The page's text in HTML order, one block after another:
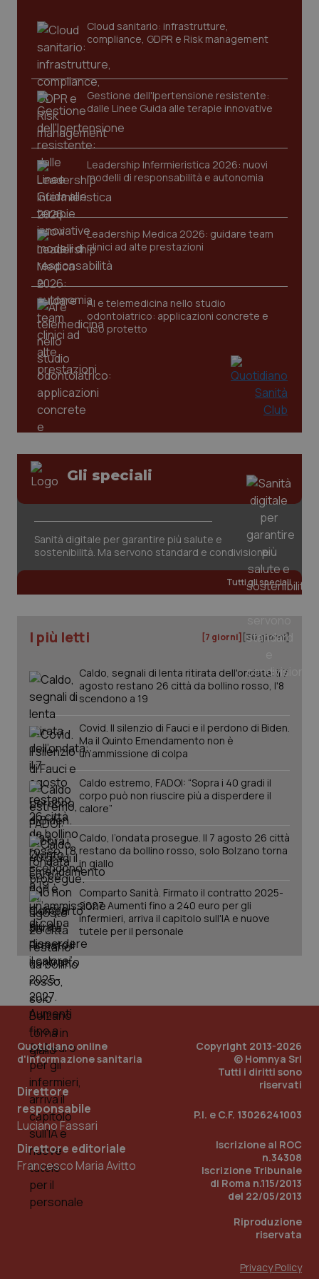
Cloud sanitario: infrastrutture,
compliance, GDPR e Risk management
Gestione dell'Ipertensione resistente:
dalle Linee Guida alle terapie innovative
Leadership Infermieristica 2026: nuovi
modelli di responsabilità e autonomia
Leadership Medica 2026: guidare team
clinici ad alte prestazioni
AI e telemedicina nello studio
odontoiatrico: applicazioni concrete e
uso protetto
Gli speciali
Sanità digitale per garantire più salute e
sostenibilità. Ma servono standard e condivisione
Tutti gli speciali
I più letti [7 giorni] [30 giorni]
Caldo, segnali di lenta ritirata dell'ondata: il 7
agosto restano 26 città da bollino rosso, l'8
scendono a 19
Covid. Il silenzio di Fauci e il perdono di Biden.
Ma il Quinto Emendamento non è
un’ammissione di colpa
Caldo estremo, FADOI: “Sopra i 40 gradi il
corpo può non riuscire più a disperdere il
calore”
Caldo, l’ondata prosegue. Il 7 agosto 26 città
restano da bollino rosso, solo Bolzano torna
in giallo
Comparto Sanità. Firmato il contratto 2025-
2027. Aumenti fino a 240 euro per gli
infermieri, arriva il capitolo sull'IA e nuove
tutele per il personale
Quotidiano online
d'informazione sanitaria
Direttore
responsabile
Luciano Fassari
Direttore editoriale
Francesco Maria Avitto
Copyright 2013-2026
© Homnya Srl
Tutti i diritti sono
riservati
P.I. e C.F. 13026241003
Iscrizione al ROC
n.34308
Iscrizione Tribunale
di Roma n.115/2013
del 22/05/2013
Riproduzione
riservata
Privacy Policy
protette del sito. Il sito web non è in grado di
funzionare correttamente senza questi cookie.
Nome
VISITOR_PRIVACY_METADATA
YouTube
.youtube.com
CookieScriptConsent
CookieScript
www.quotidianosanita.it
tracking-enable
tracking-sites-ironfish-
www.quotidianosanita.it
2
PHPSESSID
.quotidianosanita.it 1